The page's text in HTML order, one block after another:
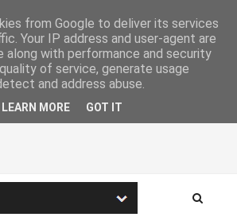
from Google to deliver its services
Your IP address and user-agent are
along with performance and security
of service, generate usage
and address abuse.
LEARN MORE GOT IT